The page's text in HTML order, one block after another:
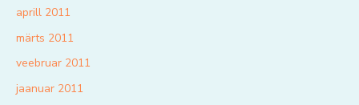
aprill 2011
märts 2011
veebruar 2011
jaanuar 2011